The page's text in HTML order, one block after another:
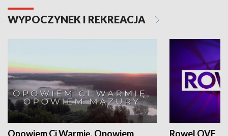
WYPOCZYNEK I REKREACJA
Opowiem Ci Warmię, Opowiem
RoweLOVE